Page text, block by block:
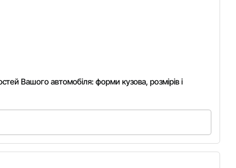
Вашого автомобіля: форми кузова, розмірів і